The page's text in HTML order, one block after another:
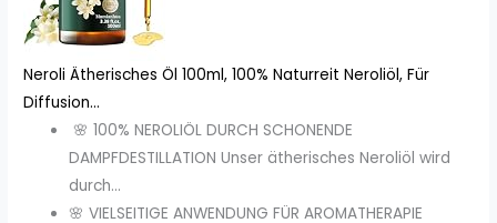
Neroli Ätherisches Öl 100ml, 100% Naturreit Neroliöl, Für
Diffusion...
🌸 100% NEROLIÖL DURCH SCHONENDE
DAMPFDESTILLATION Unser ätherisches Neroliöl wird
durch...
🌸 VIELSEITIGE ANWENDUNG FÜR AROMATHERAPIE